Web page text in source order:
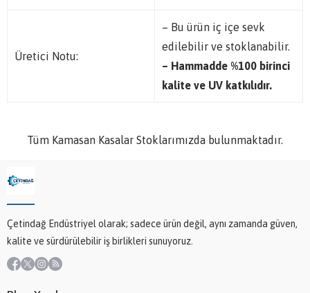
Üretici Notu:
– Bu ürün iç içe sevk
edilebilir ve stoklanabilir.
– Hammadde %100 birinci
kalite ve UV katkılıdır.
Tüm Kamasan Kasalar Stoklarımızda bulunmaktadır.
Çetindağ Endüstriyel olarak; sadece ürün değil, aynı zamanda güven,
kalite ve sürdürülebilir iş birlikleri sunuyoruz.